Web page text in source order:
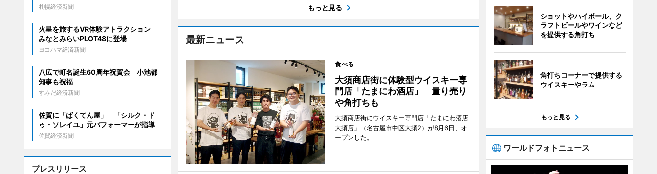
もっと見る
最新ニュース
食べる
大須商店街に体験型ウイスキー専
門店「たまにわ酒店」 量り売り
や角打ちも
大須商店街にウイスキー専門店「たまにわ酒店
大須店」（名古屋市中区大須2）が8月6日、オ
ープンした。
札幌経済新聞
火星を旅するVR体験アトラクション
みなとみらいPLOT48に登場
ヨコハマ経済新聞
八広で町名誕生60周年祝賀会 小池都
知事も祝福
すみだ経済新聞
佐賀に「ばくてん屋」 「シルク・ド
ゥ・ソレイユ」元パフォーマーが指導
佐賀経済新聞
プレスリリース
ショットやハイボール、ク
ラフトビールやワインなど
を提供する角打ち
角打ちコーナーで提供する
ウイスキーやラム
もっと見る
ワールドフォトニュース